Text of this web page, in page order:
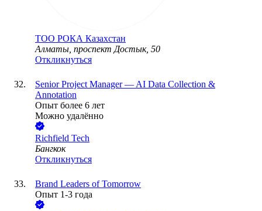
ТОО РОКА Казахстан
Алматы, проспект Достык, 50
Откликнуться
Senior Project Manager — AI Data Collection &
Annotation
Опыт более 6 лет
Можно удалённо
Richfield Tech
Бангкок
Откликнуться
Brand Leaders of Tomorrow
Опыт 1-3 года